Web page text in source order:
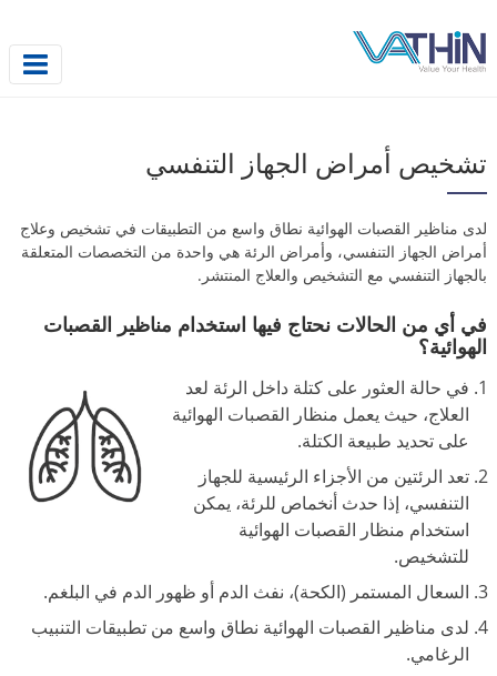
تشخيص أمراض الجهاز التنفسي
لدى مناظير القصبات الهوائية نطاق واسع من التطبيقات في تشخيص وعلاج
أمراض الجهاز التنفسي، وأمراض الرئة هي واحدة من التخصصات المتعلقة
بالجهاز التنفسي مع التشخيص والعلاج المنتشر.
في أي من الحالات نحتاج فيها استخدام مناظير القصبات
الهوائية؟
في حالة العثور على كتلة داخل الرئة لعد
العلاج، حيث يعمل منظار القصبات الهوائية
على تحديد طبيعة الكتلة.
تعد الرئتين من الأجزاء الرئيسية للجهاز
التنفسي، إذا حدث أنخماص للرئة، يمكن
استخدام منظار القصبات الهوائية
للتشخيص.
السعال المستمر (الكحة)، نفث الدم أو ظهور الدم في البلغم.
لدى مناظير القصبات الهوائية نطاق واسع من تطبيقات التنبيب
الرغامي.